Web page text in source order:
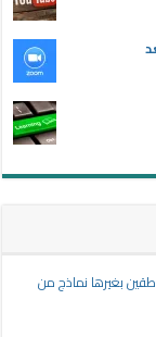
بغيرها نماذج من